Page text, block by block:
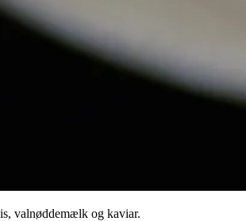
valnøddemælk og kaviar.